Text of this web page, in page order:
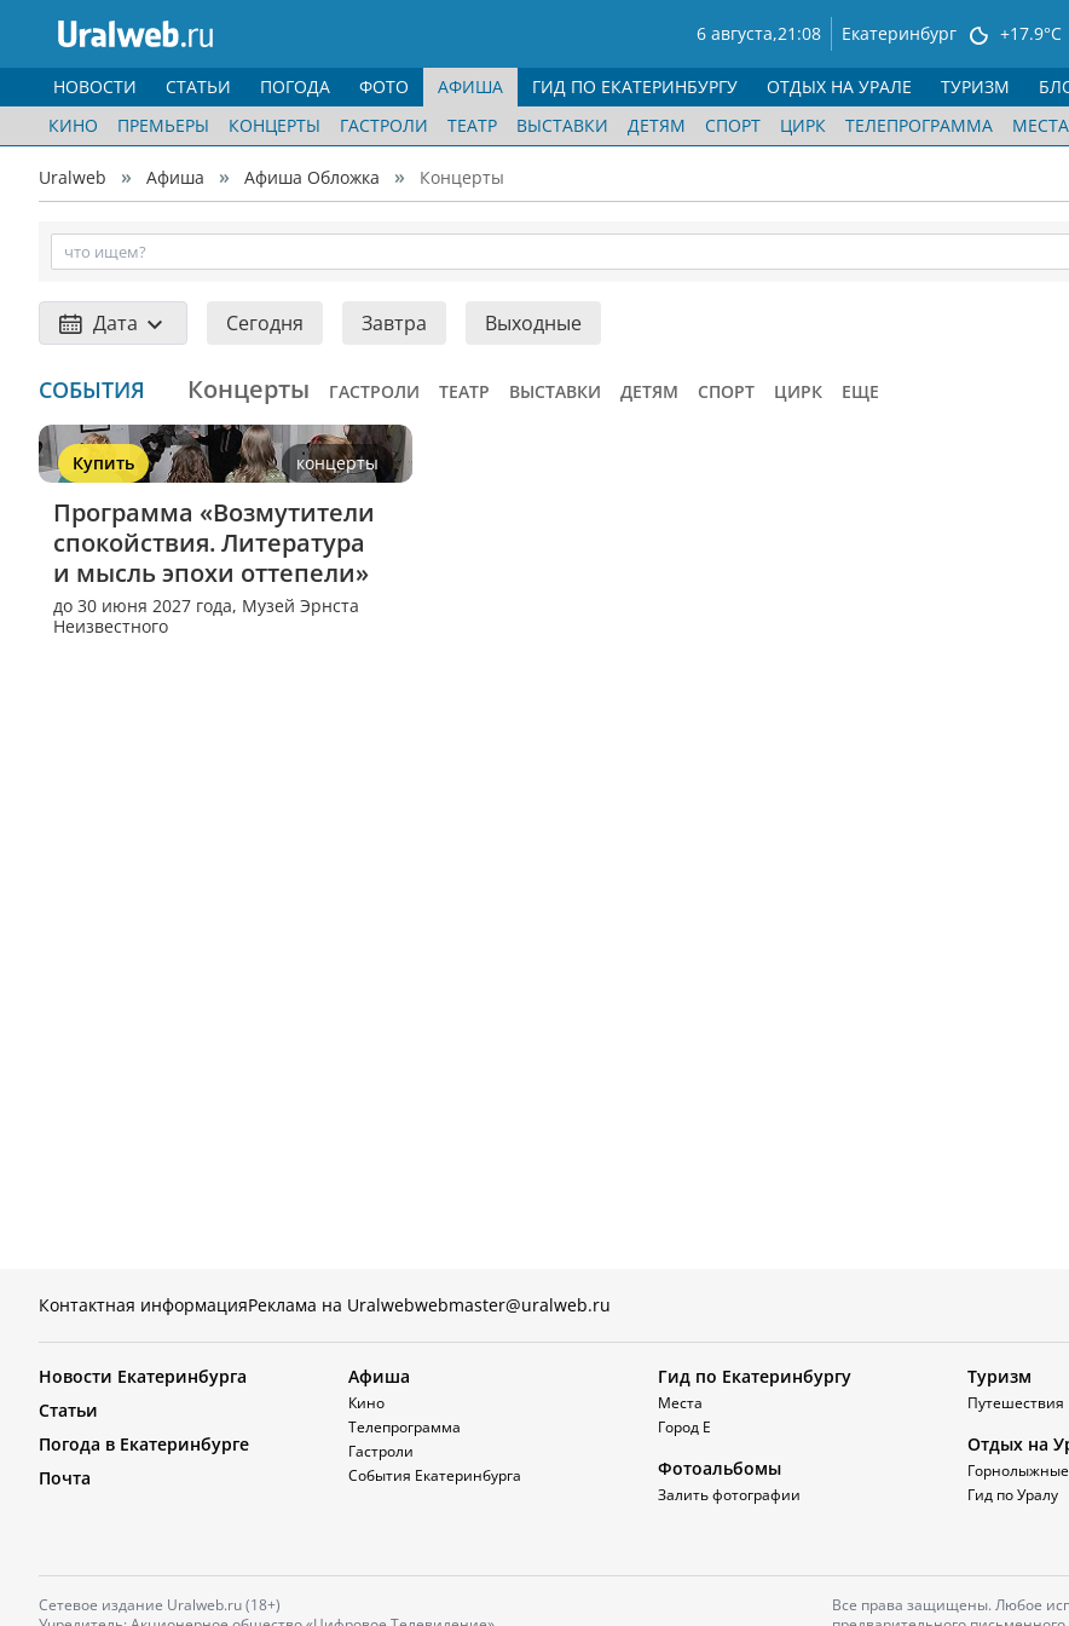
6 августа,21:08 Екатеринбург +17.9°C
НОВОСТИ СТАТЬИ ПОГОДА ФОТО
АФИША
КИНО
ПРЕМЬЕРЫ КОНЦЕРТЫ ГАСТРОЛИ ТЕАТР ВЫСТАВКИ ДЕТЯМ СПОРТ ЦИРК ТЕЛЕПРОГРАММА МЕСТА
ГИД ПО ЕКАТЕРИНБУРГУ ОТДЫХ НА УРАЛЕ ТУРИЗМ
Uralweb Афиша Афиша Обложка Концерты
Дата Сегодня Завтра Выходные
СОБЫТИЯ Концерты ГАСТРОЛИ ТЕАТР ВЫСТАВКИ ДЕТЯМ СПОРТ ЦИРК ЕЩЕ
Купить концерты
Программа «Возмутители
спокойствия. Литература
и мысль эпохи оттепели»
до 30 июня 2027 года, Музей Эрнста
Неизвестного
Контактная информацияРеклама на Uralwebwebmaster@uralweb.ru
Новости Екатеринбурга
Статьи
Погода в Екатеринбурге
Почта
Афиша
Кино
Телепрограмма
Гастроли
События Екатеринбурга
Гид по Екатеринбургу
Места
Город Е
Фотоальбомы
Залить фотографии
Туризм
Путешествия
Отдых на
Гид по Уралу
Сетевое издание Uralweb.ru (18+)
Все права защищены. Любое